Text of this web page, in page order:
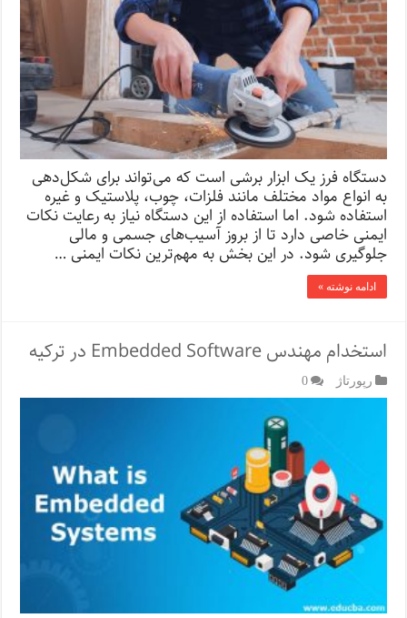
دستگاه فرز یک ابزار برشی است که می‌تواند برای شکل‌دهی
به انواع مواد مختلف مانند فلزات، چوب، پلاستیک و غیره
استفاده شود. اما استفاده از این دستگاه نیاز به رعایت نکات
ایمنی خاصی دارد تا از بروز آسیب‌های جسمی و مالی
جلوگیری شود. در این بخش به مهم‌ترین نکات ایمنی …
ادامه نوشته »
استخدام مهندس Embedded Software در ترکیه
رپورتاژ‌ 0